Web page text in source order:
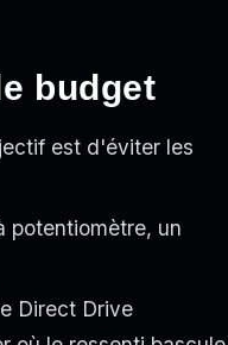
budget
est d'éviter les
potentiomètre, un
Direct Drive